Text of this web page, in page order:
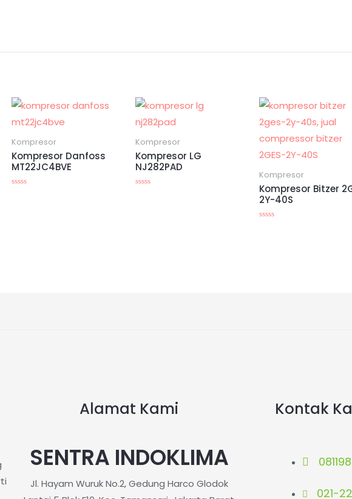
Kompresor
Kompresor Danfoss
MT22JC4BVE
Kompresor
Kompresor LG
NJ282PAD
Kompresor
Kompresor Bitzer
2Y-40S
Alamat Kami
SENTRA INDOKLIMA
Jl. Hayam Wuruk No.2, Gedung Harco Glodok
Kontak
021-